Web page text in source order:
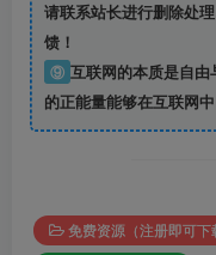
请联系站长进行删除处
馈！
⑨ 互联网的本质是自
的正能量能够在互联网中
免费资源（注册即可